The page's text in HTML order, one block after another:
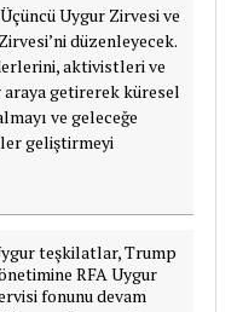
Uygur Zirvesi ve
düzenleyecek.
aktivistleri ve
getirerek küresel
ve geleceğe
geliştirmeyi
teşkilatlar, Trump
RFA Uygur
fonunu devam